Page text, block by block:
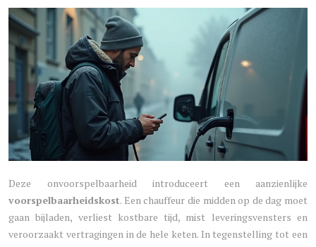
Deze onvoorspelbaarheid introduceert een aanzienlijke
voorspelbaarheidskost. Een chauffeur die midden op de dag moet
gaan bijladen, verliest kostbare tijd, mist leveringsvensters en
veroorzaakt vertragingen in de hele keten. In tegenstelling tot een